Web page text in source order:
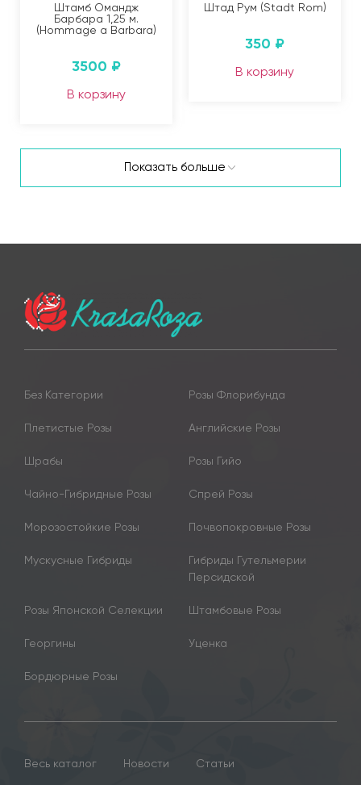
Штамб Омандж
Барбара 1,25 м.
(Hommage a Barbara)
3500 ₽
В корзину
Штад Рум (Stadt Rom)
350 ₽
В корзину
Показать больше
Без Категории Розы Флорибунда
Плетистые Розы Английские Розы
Шрабы Розы Гийо
Чайно-Гибридные Розы Спрей Розы
Морозостойкие Розы Почвопокровные Розы
Мускусные Гибриды
Гибриды Гутельмерии
Персидской
Розы Японской Селекции Штамбовые Розы
Георгины Уценка
Бордюрные Розы
Весь каталог Новости
Статьи